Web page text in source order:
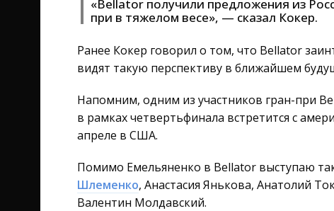
«Bellator получили предложения из
при в тяжелом весе», — сказал Кокер.
Ранее Кокер говорил о том, что Bellator
видят такую перспективу в ближайшем
Напомним, одним из участников гран-при
в рамках четвертьфинала встретится с
апреле в США.
Помимо Емельяненко в Bellator выступаю
Шлеменко, Анастасия Янькова, Анатолий
Валентин Молдавский.